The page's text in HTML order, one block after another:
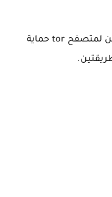
باستخدام نظام ترحيل شبكة tor، يمكن لمتصفح tor حماية